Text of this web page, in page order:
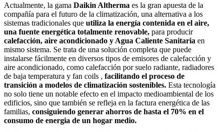
Actualmente, la gama Daikin Altherma es la gran apuesta de la
compañía para el futuro de la climatización, una alternativa a los
sistemas tradicionales que utiliza la energía contenida en el aire,
una fuente energética totalmente renovable, para producir
calefacción, aire acondicionado y Agua Caliente Sanitaria en
mismo sistema. Se trata de una solución completa que puede
instalarse fácilmente en diversos tipos de emisores de calefacción y
aire acondicionado, como calefacción por suelo radiante, radiadores
de baja temperatura y fan coils , facilitando el proceso de
transición a modelos de climatización sostenibles. Esta tecnología
no solo tiene un notable efecto en el impacto medioambiental de los
edificios, sino que también se refleja en la factura energética de las
familias, consiguiendo generar ahorros de hasta el 70% en el
consumo de energia de un hogar medio.